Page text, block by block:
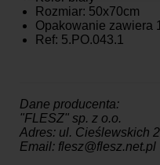
Rozmiar: 50x70cm
Opakowanie zawiera
Ref: 5.PO.043.1
Dane producenta:
"FLESZ" sp. z o.o.
Adres: ul. Cieślewskich
Email: flesz@flesz.net.pl